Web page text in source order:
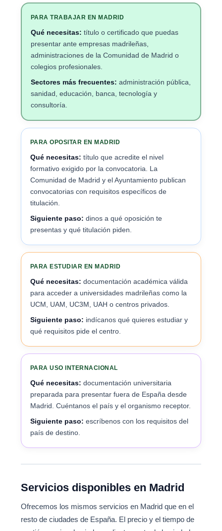
PARA TRABAJAR EN MADRID
Qué necesitas: título o certificado que puedas
presentar ante empresas madrileñas,
administraciones de la Comunidad de Madrid o
colegios profesionales.
Sectores más frecuentes: administración pública,
sanidad, educación, banca, tecnología y
consultoría.
PARA OPOSITAR EN MADRID
Qué necesitas: título que acredite el nivel
formativo exigido por la convocatoria. La
Comunidad de Madrid y el Ayuntamiento publican
convocatorias con requisitos específicos de
titulación.
Siguiente paso: dinos a qué oposición te
presentas y qué titulación piden.
PARA ESTUDIAR EN MADRID
Qué necesitas: documentación académica válida
para acceder a universidades madrileñas como la
UCM, UAM, UC3M, UAH o centros privados.
Siguiente paso: indícanos qué quieres estudiar y
qué requisitos pide el centro.
PARA USO INTERNACIONAL
Qué necesitas: documentación universitaria
preparada para presentar fuera de España desde
Madrid. Cuéntanos el país y el organismo receptor.
Siguiente paso: escríbenos con los requisitos del
país de destino.
Servicios disponibles en Madrid
Ofrecemos los mismos servicios en Madrid que en el
resto de ciudades de España. El precio y el tiempo de